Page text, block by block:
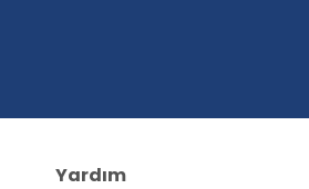
Yardım